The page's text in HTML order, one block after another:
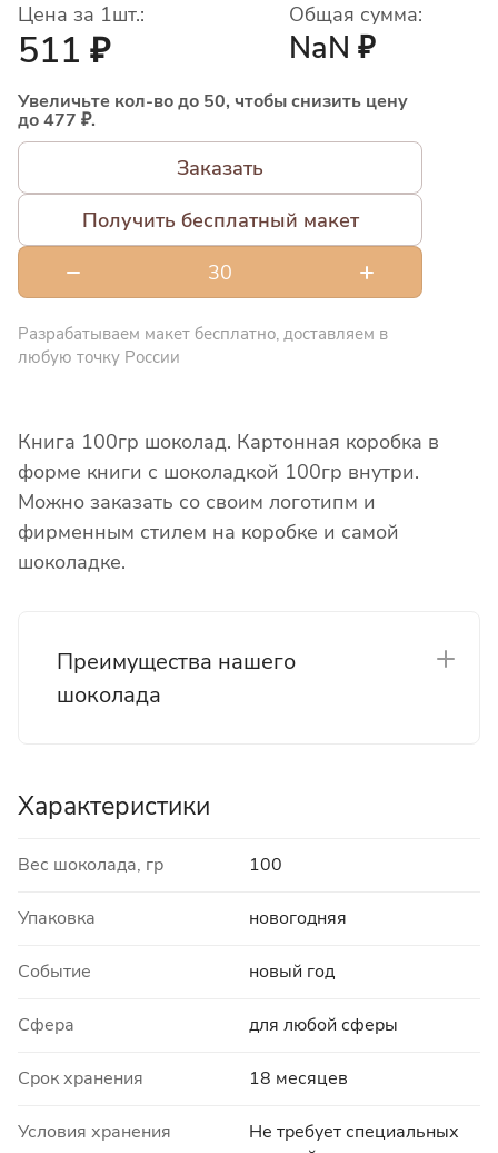
Цена за 1шт.:
511 ₽
Общая сумма:
NaN ₽
Увеличьте кол-во до 50, чтобы снизить цену
до 477 ₽.
Заказать
Получить бесплатный макет
Разрабатываем макет бесплатно, доставляем в
любую точку России
Книга 100гр шоколад. Картонная коробка в
форме книги с шоколадкой 100гр внутри.
Можно заказать со своим логотипм и
фирменным стилем на коробке и самой
шоколадке.
Преимущества нашего
шоколада
Характеристики
Вес шоколада, гр 100
Упаковка новогодняя
Событие новый год
Сфера для любой сферы
Срок хранения 18 месяцев
Условия хранения
Не требует специальных